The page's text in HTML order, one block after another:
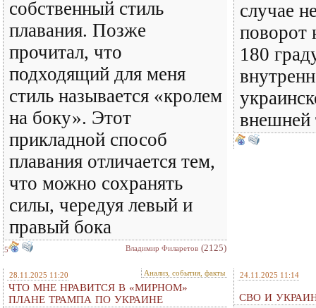
собственный стиль
плавания. Позже
прочитал, что
подходящий для меня
стиль называется «кролем
на боку». Этот
прикладной способ
плавания отличается тем,
что можно сохранять
силы, чередуя левый и
правый бока
5 Владимир Филаретов (2125)
случае
поворот
180
28.11.2025 11:20 Анализ, события, факты
ЧТО МНЕ НРАВИТСЯ В «МИРНОМ»
ПЛАНЕ ТРАМПА ПО УКРАИНЕ
24.11.2025 11:14
СВО И